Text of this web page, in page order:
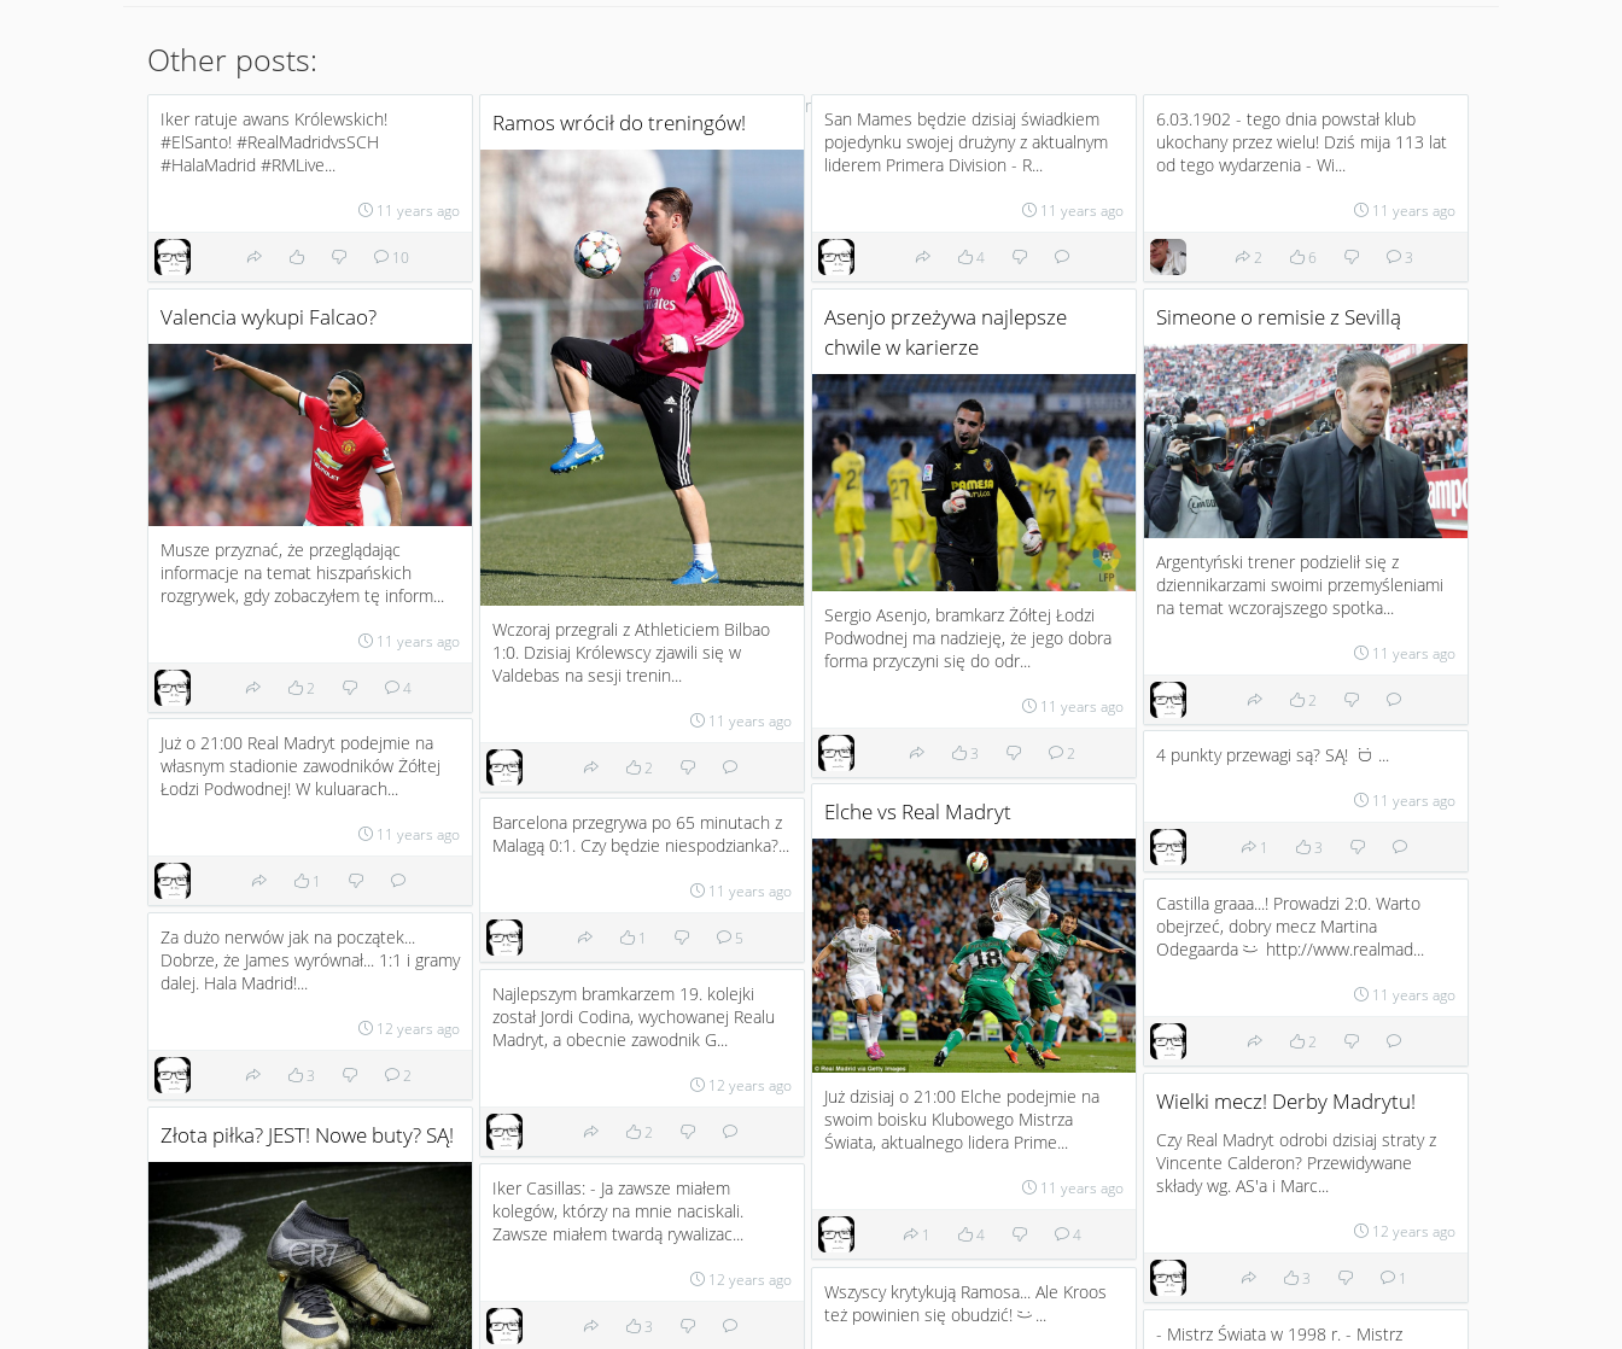
Other posts:
Iker ratuje awans Królewskich!
‪#‎ElSanto‬! ‪#‎RealMadridvsSCH‬
‪#‎HalaMadrid‬ ‪#‎RMLive‬...
11 years ago
10
Ramos wrócił do treningów!
Wczoraj przegrali z Athleticiem Bilbao
1:0. Dzisiaj Królewscy zjawili się w
Valdebas na sesji trenin...
11 years ago
2
San Mames będzie dzisiaj świadkiem
pojedynku swojej drużyny z aktualnym
liderem Primera Division - R...
11 years ago
4
6.03.1902 - tego dnia powstał klub
ukochany przez wielu! Dziś mija 113 lat
od tego wydarzenia - Wi...
11 years ago
2 6 3
Valencia wykupi Falcao?
Musze przyznać, że przeglądając
informacje na temat hiszpańskich
rozgrywek, gdy zobaczyłem tę inform...
11 years ago
2 4
Asenjo przeżywa najlepsze
chwile w karierze
Sergio Asenjo, bramkarz Żółtej Łodzi
Podwodnej ma nadzieję, że jego dobra
forma przyczyni się do odr...
11 years ago
3 2
Simeone o remisie z Sevillą
Argentyński trener podzielił się z
dziennikarzami swoimi przemyśleniami
na temat wczorajszego spotka...
11 years ago
2
Już o 21:00 Real Madryt podejmie na
własnym stadionie zawodników Żółtej
Łodzi Podwodnej! W kuluarach...
11 years ago
1
4 punkty przewagi są? SĄ! :D ...
11 years ago
1 3
Elche vs Real Madryt
Już dzisiaj o 21:00 Elche podejmie na
swoim boisku Klubowego Mistrza
Świata, aktualnego lidera Prime...
11 years ago
1 4 4
Barcelona przegrywa po 65 minutach z
Malagą 0:1. Czy będzie niespodzianka?...
11 years ago
1 5
Castilla graaa...! Prowadzi 2:0. Warto
obejrzeć, dobry mecz Martina
Odegaarda ;) http://www.realmad...
11 years ago
2
Za dużo nerwów jak na początek...
Dobrze, że James wyrównał... 1:1 i gramy
dalej. Hala Madrid!...
12 years ago
3 2
Najlepszym bramkarzem 19. kolejki
został Jordi Codina, wychowanej Realu
Madryt, a obecnie zawodnik G...
12 years ago
2
Wielki mecz! Derby Madrytu!
Czy Real Madryt odrobi dzisiaj straty z
Vincente Calderon? Przewidywane
składy wg. AS'a i Marc...
12 years ago
3 1
Złota piłka? JEST! Nowe buty? SĄ!
Iker Casillas: - Ja zawsze miałem
kolegów, którzy na mnie naciskali.
Zawsze miałem twardą rywalizac...
12 years ago
3
Wszyscy krytykują Ramosa... Ale Kroos
też powinien się obudzić! ;) ...
- Mistrz Świata w 1998 r. - Mistrz
No more